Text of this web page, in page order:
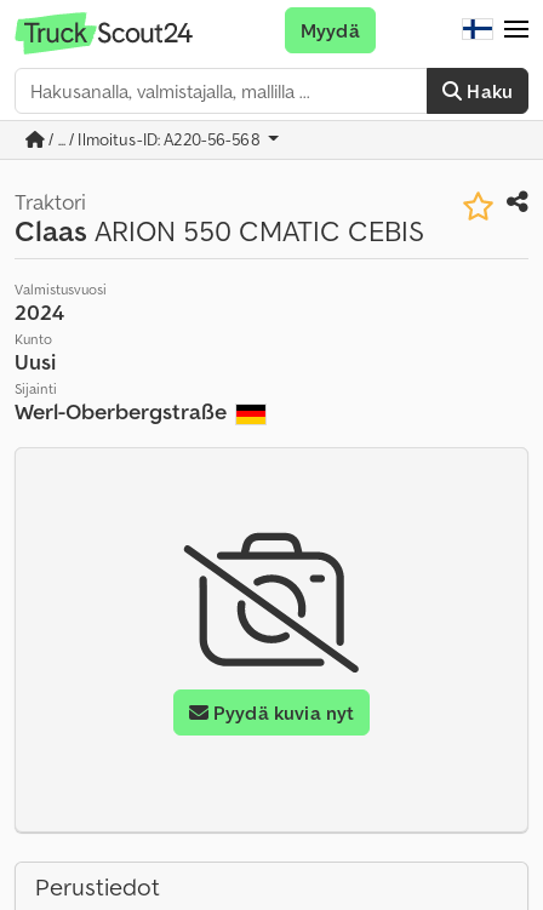
Haku
Myydä
/ ... / Ilmoitus-ID: A220-56-568
Traktori
Claas ARION 550 CMATIC CEBIS
Valmistusvuosi
2024
Kunto
Uusi
Sijainti
Werl-Oberbergstraße
Pyydä kuvia nyt
Perustiedot